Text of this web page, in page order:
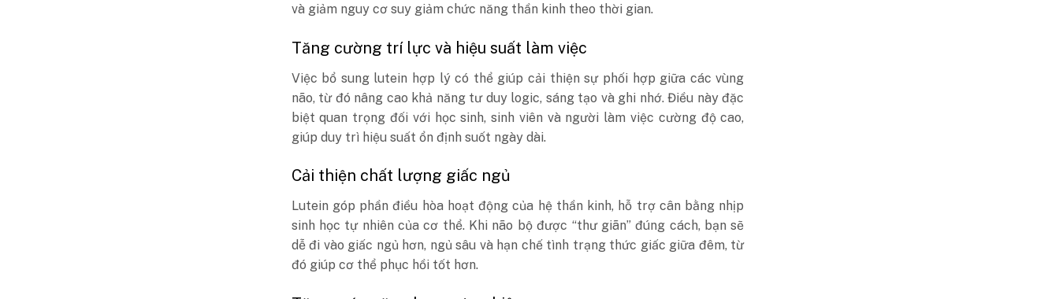
và giảm nguy cơ suy giảm chức năng thần kinh theo thời gian.
Tăng cường trí lực và hiệu suất làm việc
Việc bổ sung lutein hợp lý có thể giúp cải thiện sự phối hợp giữa các vùng
não, từ đó nâng cao khả năng tư duy logic, sáng tạo và ghi nhớ. Điều này đặc
biệt quan trọng đối với học sinh, sinh viên và người làm việc cường độ cao,
giúp duy trì hiệu suất ổn định suốt ngày dài.
Cải thiện chất lượng giấc ngủ
Lutein góp phần điều hòa hoạt động của hệ thần kinh, hỗ trợ cân bằng nhịp
sinh học tự nhiên của cơ thể. Khi não bộ được “thư giãn” đúng cách, bạn sẽ
dễ đi vào giấc ngủ hơn, ngủ sâu và hạn chế tình trạng thức giấc giữa đêm, từ
đó giúp cơ thể phục hồi tốt hơn.